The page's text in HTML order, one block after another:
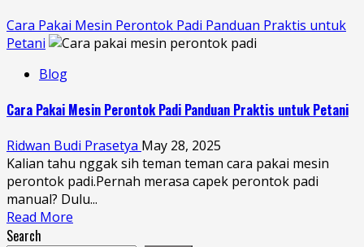
Cara Pakai Mesin Perontok Padi Panduan Praktis untuk
Petani
Blog
Cara Pakai Mesin Perontok Padi Panduan Praktis untuk Petani
Ridwan Budi Prasetya May 28, 2025
Kalian tahu nggak sih teman teman cara pakai mesin
perontok padi.Pernah merasa capek perontok padi
manual? Dulu...
Read More
Search